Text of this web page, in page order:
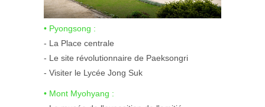
• Pyongsong :
- La Place centrale
- Le site révolutionnaire de Paeksongri
- Visiter le Lycée Jong Suk
• Mont Myohyang :